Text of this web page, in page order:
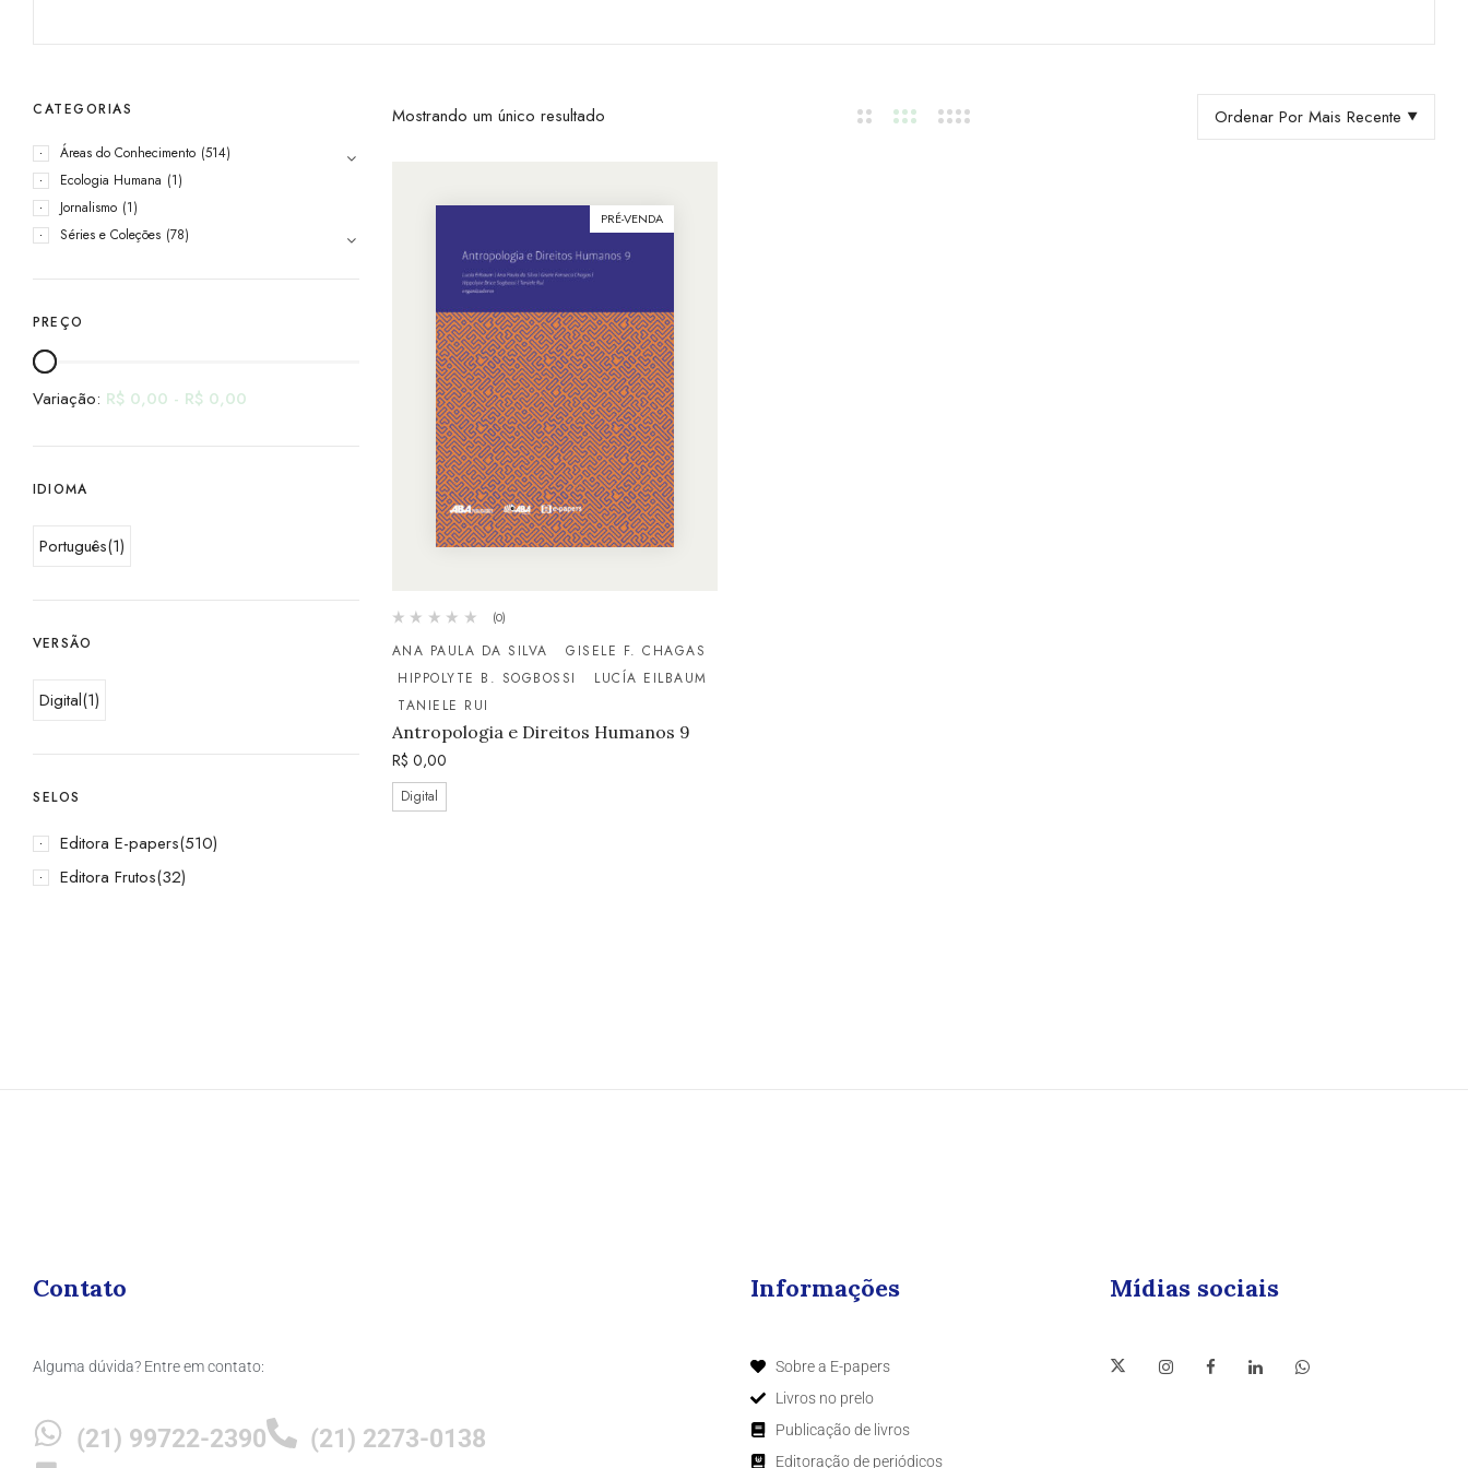
CATEGORIAS
Áreas do Conhecimento (514)
Ecologia Humana (1)
Jornalismo (1)
Séries e Coleções (78)
PREÇO
Variação: R$ 0,00 - R$ 0,00
IDIOMA
Português(1)
VERSÃO
Digital(1)
SELOS
Editora E-papers(510)
Editora Frutos(32)
Mostrando um único resultado Ordenar Por Mais Recente
PRÉ-VENDA
(0)
ANA PAULA DA SILVA
GISELE F. CHAGAS
HIPPOLYTE B. SOGBOSSI
LUCÍA EILBAUM
TANIELE RUI
Antropologia e Direitos Humanos 9
R$ 0,00
Digital
Contato
Alguma dúvida? Entre em contato:
(21) 99722-2390
(21) 2273-0138
Informações
Sobre a E-papers
Livros no prelo
Publicação de livros
Editoração de periódicos
Mídias sociais